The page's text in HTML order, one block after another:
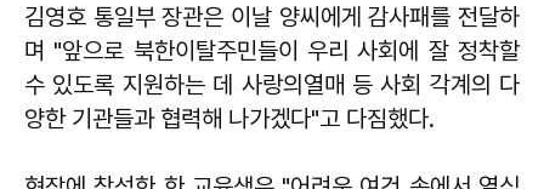
김영호 통일부 장관은 이날 양씨에게 감사패를 전달하
며 "앞으로 북한이탈주민들이 우리 사회에 잘 정착할
수 있도록 지원하는 데 사랑의열매 등 사회 각계의 다
양한 기관들과 협력해 나가겠다"고 다짐했다.